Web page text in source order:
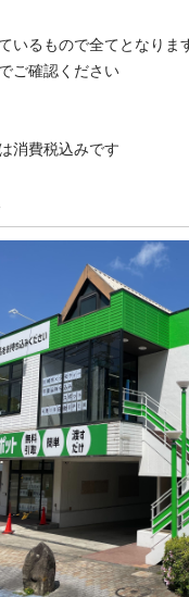
いるもので全てとなりま
ご確認ください
消費税込みです